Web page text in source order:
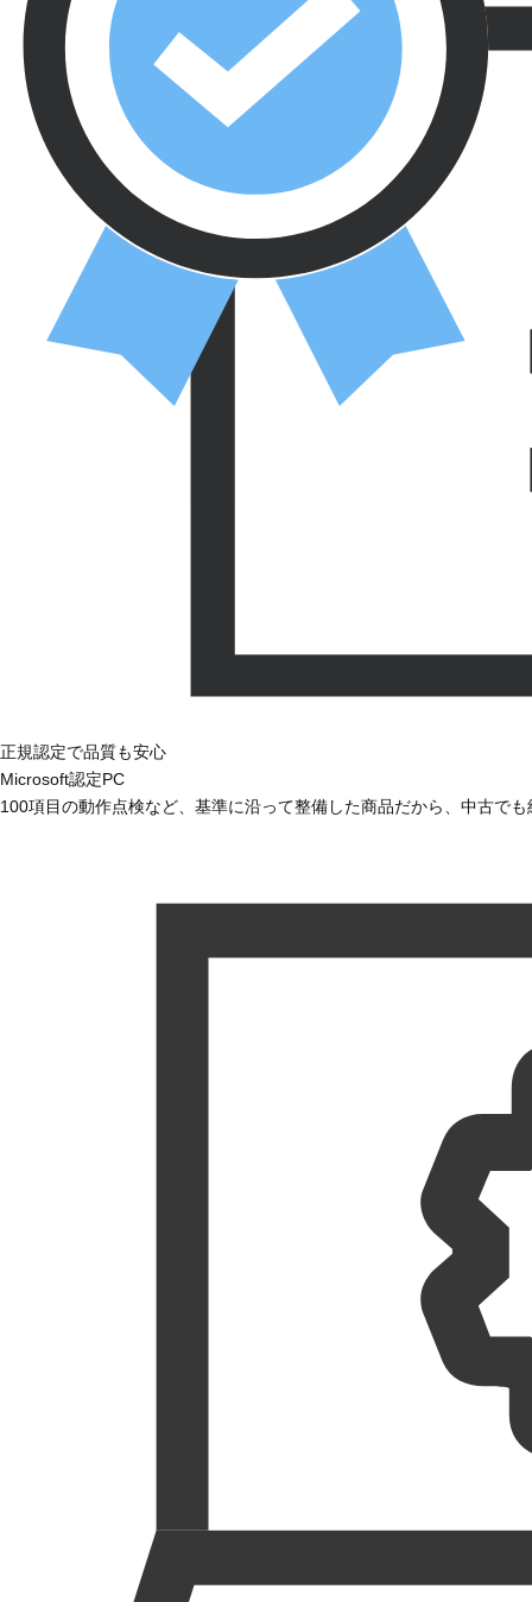
正規認定で品質も安心
Microsoft認定PC
100項目の動作点検など、基準に沿って整備した商品だから、中古で